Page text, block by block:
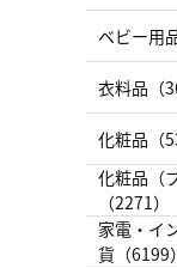
ベビー用
衣料品（
化粧品（
化粧品（
（2271）
家電・イ
貨（6199）